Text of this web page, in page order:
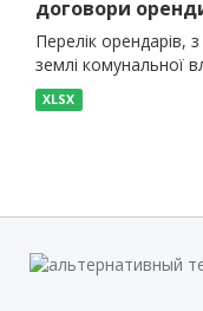
договори
Перелік орендарів,
землі комунальної
XLSX